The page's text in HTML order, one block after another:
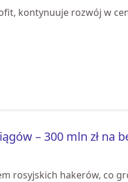
kontynuuje rozwój w
– 300 mln zł na
rosyjskich hakerów, co